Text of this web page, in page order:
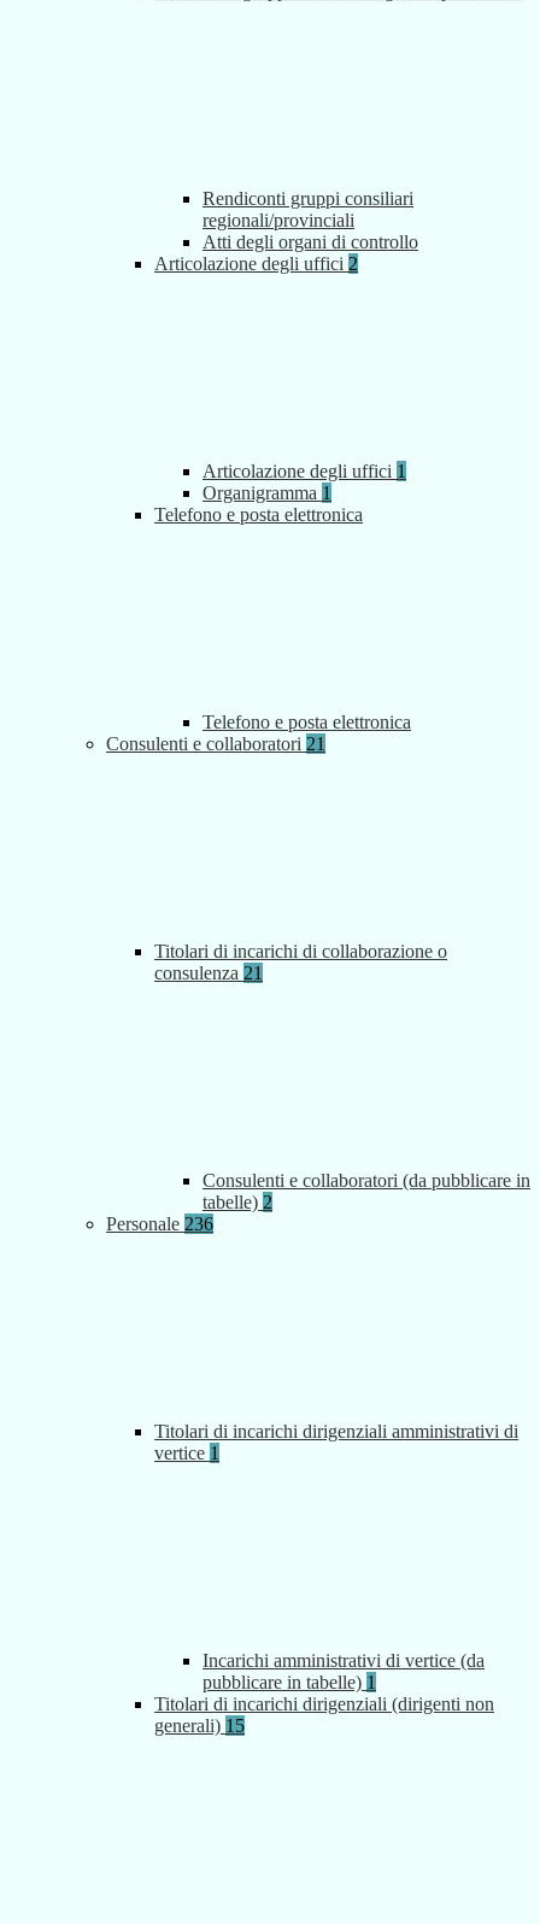
Rendiconti gruppi consiliari
regionali/provinciali
Atti degli organi di controllo
Articolazione degli uffici 2
Articolazione degli uffici 1
Organigramma 1
Telefono e posta elettronica
Telefono e posta elettronica
Consulenti e collaboratori 21
Titolari di incarichi di collaborazione o
consulenza 21
Consulenti e collaboratori (da pubblicare in
tabelle) 2
Personale 236
Titolari di incarichi dirigenziali amministrativi di
vertice 1
Incarichi amministrativi di vertice (da
pubblicare in tabelle) 1
Titolari di incarichi dirigenziali (dirigenti non
generali) 15